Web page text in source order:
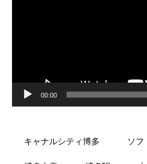
00:00
キャナルシティ博多 ソフ